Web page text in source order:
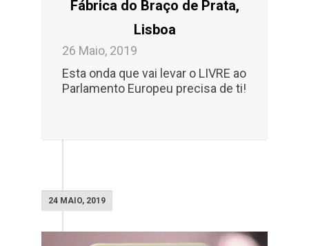
Fábrica do Braço de Prata,
Lisboa
26 Maio, 2019
Esta onda que vai levar o LIVRE ao
Parlamento Europeu precisa de ti!
24 MAIO, 2019